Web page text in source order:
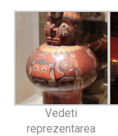
Vedeti
reprezentarea